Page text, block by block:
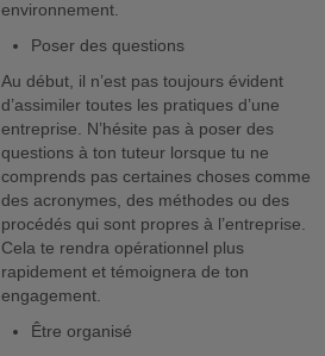
environnement.
Poser des questions
Au début, il n’est pas toujours évident
d’assimiler toutes les pratiques d’une
entreprise. N’hésite pas à poser des
questions à ton tuteur lorsque tu ne
comprends pas certaines choses comme
des acronymes, des méthodes ou des
procédés qui sont propres à l’entreprise.
Cela te rendra opérationnel plus
rapidement et témoignera de ton
engagement.
Être organisé